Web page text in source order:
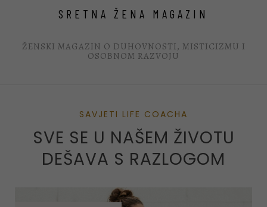
SRETNA ŽENA MAGAZIN
ŽENSKI MAGAZIN O DUHOVNOSTI, MISTICIZMU I
OSOBNOM RAZVOJU
SAVJETI LIFE COACHA
SVE SE U NAŠEM ŽIVOTU
DEŠAVA S RAZLOGOM